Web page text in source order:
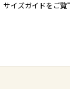
サイズガイドをご覧